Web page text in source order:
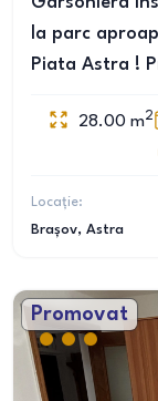
la parc
Piata Astra !
28.00 m2
Locație:
Brașov, Astra
Promovat